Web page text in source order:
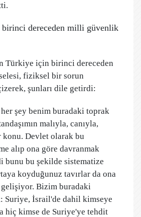
birinci dereceden milli güvenlik
Türkiye için birinci dereceden
fiziksel bir sorun
şunları dile getirdi:
şey benim buradaki toprak
malıyla, canıyla,
konu. Devlet olarak bu
alıp ona göre davranmak
bunu bu şekilde sistematize
koyduğunuz tavırlar da ona
gelişiyor. Bizim buradaki
Suriye, İsrail'de dahil kimseye
hiç kimse de Suriye'ye tehdit